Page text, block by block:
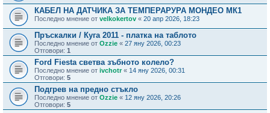
КАБЕЛ НА ДАТЧИКА ЗА ТЕМПЕРАРУРА МОНДЕО МК1
Последно мнение от velkokertov « 20 апр 2026, 18:23
Пръскалки / Куга 2011 - платка на таблото
Последно мнение от Ozzie « 27 яну 2026, 00:23
Отговори: 1
Ford Fiesta светва зъбното колело?
Последно мнение от ivchotr« 14 яну 2026, 00:31
Отговори: 5
Подгрев на предно стъкло
Последно мнение от Ozzie « 12 яну 2026, 20:26
Отговори: 5